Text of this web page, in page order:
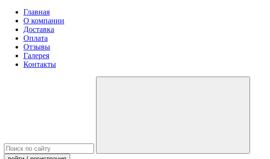
Главная
О компании
Доставка
Оплата
Отзывы
Галерея
Контакты